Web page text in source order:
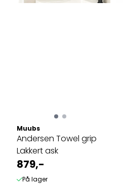
Muubs
Andersen Towel grip
Lakkert ask
879,-
På lager